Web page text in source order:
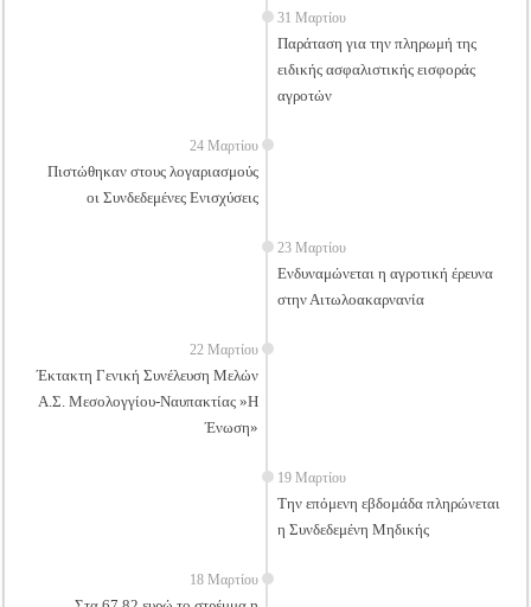
31 Μαρτίου
Παράταση για την πληρωμή της
ειδικής ασφαλιστικής εισφοράς
αγροτών
24 Μαρτίου
Πιστώθηκαν στους λογαριασμούς
οι Συνδεδεμένες Ενισχύσεις
23 Μαρτίου
Ενδυναμώνεται η αγροτική έρευνα
στην Αιτωλοακαρνανία
22 Μαρτίου
Έκτακτη Γενική Συνέλευση Μελών
Α.Σ. Μεσολογγίου-Ναυπακτίας »Η
Ένωση»
19 Μαρτίου
Την επόμενη εβδομάδα πληρώνεται
η Συνδεδεμένη Μηδικής
18 Μαρτίου